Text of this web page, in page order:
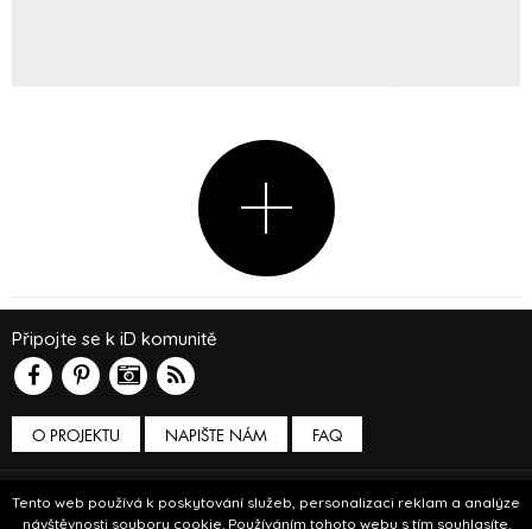
Tento web používá k poskytování služeb, personalizaci reklam a analýze
návštěvnosti soubory cookie. Používáním tohoto webu s tím souhlasíte.
O PROJEKTU NAPIŠTE NÁM
Připojte se k iD komunitě
FAQ
Podmínky používání